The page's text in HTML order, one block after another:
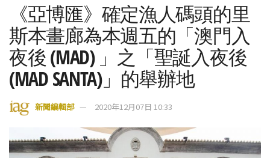
《亞博匯》確定漁人碼頭的里
斯本畫廊為本週五的「澳門入
夜後 (MAD) 」之「聖誕入夜後
(MAD SANTA)」的舉辦地
新聞編輯部 2020年12月07日 10:33